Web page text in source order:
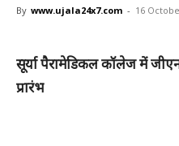
By www.ujala24x7.com - 16
सूर्या पैरामेडिकल कॉलेज में
प्रारंभ